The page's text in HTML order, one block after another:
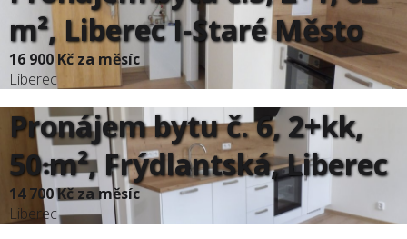
m², Liberec I-Staré Město
16 900 Kč za měsíc
Liberec
Pronájem bytu č. 6, 2+kk,
50 m², Frýdlantská, Liberec
14 700 Kč za měsíc
Liberec